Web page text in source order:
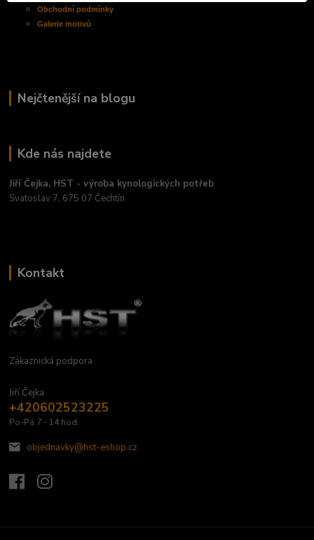
Obchodnípodmínky
Galerie motivů
Nejčtenější na blogu
Kde nás najdete
Jiří Čejka, HST - výroba kynologických potřeb
Svatoslav 7, 675 07 Čechtín
Kontakt
Zákaznická podpora
Jiří Čejka
+420602523225
Po-Pá 7 - 14 hod.
objednavky@hst-eshop.cz